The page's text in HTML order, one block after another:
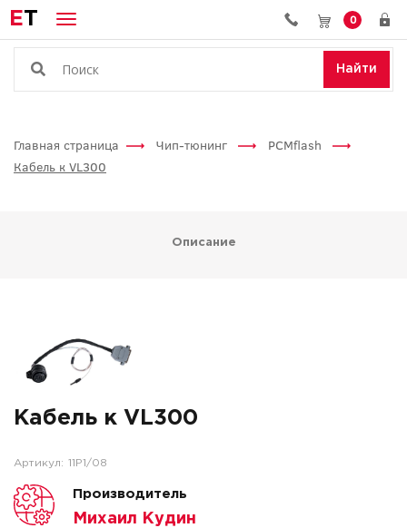
ET 0
Найти
Главная страница Чип-тюнинг
PCMflash
Кабель к VL300
Описание
Кабель к VL300
Артикул: 11P1/08
Производитель
Михаил Кудин